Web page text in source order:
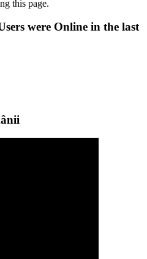
this page.
were Online in the last